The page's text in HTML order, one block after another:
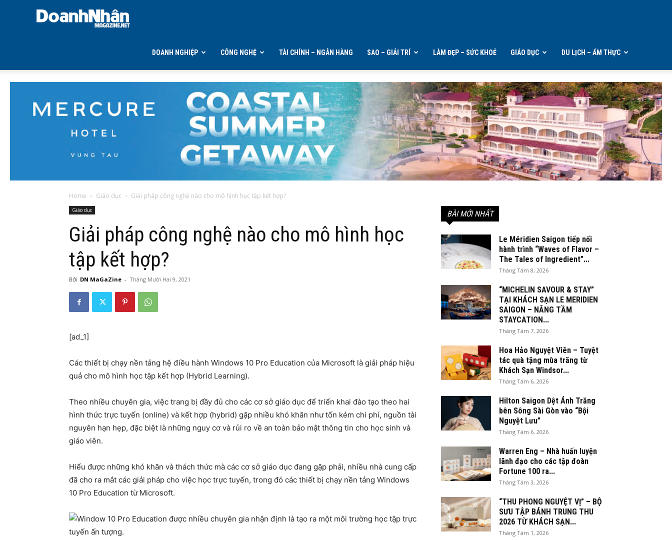
DOANH NGHIỆP CÔNG NGHỆ TÀI CHÍNH – NGÂN HÀNG SAO – GIẢI TRÍ LÀM ĐẸP – SỨC KHOẺ GIÁO DỤC DU LỊCH – ẨM THỰC
Home Giáo dục Giải pháp công nghệ nào cho mô hình học tập kết hợp?
Giáo dục
Giải pháp công nghệ nào cho mô hình học
tập kết hợp?
Bởi DN MaGaZine - Tháng Mười Hai 9, 2021
[ad_1]
Các thiết bị chạy nền tảng hệ điều hành Windows 10 Pro Education của Microsoft là giải pháp hiệu
quả cho mô hình học tập kết hợp (Hybrid Learning).
Theo nhiều chuyên gia, việc trang bị đầy đủ cho các cơ sở giáo dục để triển khai đào tạo theo hai
hình thức trực tuyến (online) và kết hợp (hybrid) gặp nhiều khó khăn như tốn kém chi phí, nguồn tài
nguyên hạn hẹp, đặc biệt là những nguy cơ và rủi ro về an toàn bảo mật thông tin cho học sinh và
giáo viên.
Hiểu được những khó khăn và thách thức mà các cơ sở giáo dục đang gặp phải, nhiều nhà cung cấp
đã cho ra mắt các giải pháp cho việc học trực tuyến, trong đó các thiết bị chạy nền tảng Windows
10 Pro Education từ Microsoft.
BÀI MỚI NHẤT
Le Méridien Saigon tiếp nối
hành trình “Waves of Flavor –
The Tales of Ingredient”...
Tháng Tám 8, 2026
“MICHELIN SAVOUR & STAY”
TẠI KHÁCH SẠN LE MERIDIEN
SAIGON – NÂNG TẦM
STAYCATION...
Tháng Tám 7, 2026
Hoa Hảo Nguyệt Viên – Tuyệt
tác quà tặng mùa trăng từ
Khách Sạn Windsor...
Tháng Tám 6, 2026
Hilton Saigon Dệt Ánh Trăng
bên Sông Sài Gòn vào “Bội
Nguyệt Lưu”
Tháng Tám 6, 2026
Warren Eng – Nhà huấn luyện
lãnh đạo cho các tập đoàn
Fortune 100 ra...
Tháng Tám 3, 2026
“THU PHONG NGUYỆT VỊ” – BỘ
SƯU TẬP BÁNH TRUNG THU
2026 TỪ KHÁCH SẠN...
Tháng Tám 1, 2026